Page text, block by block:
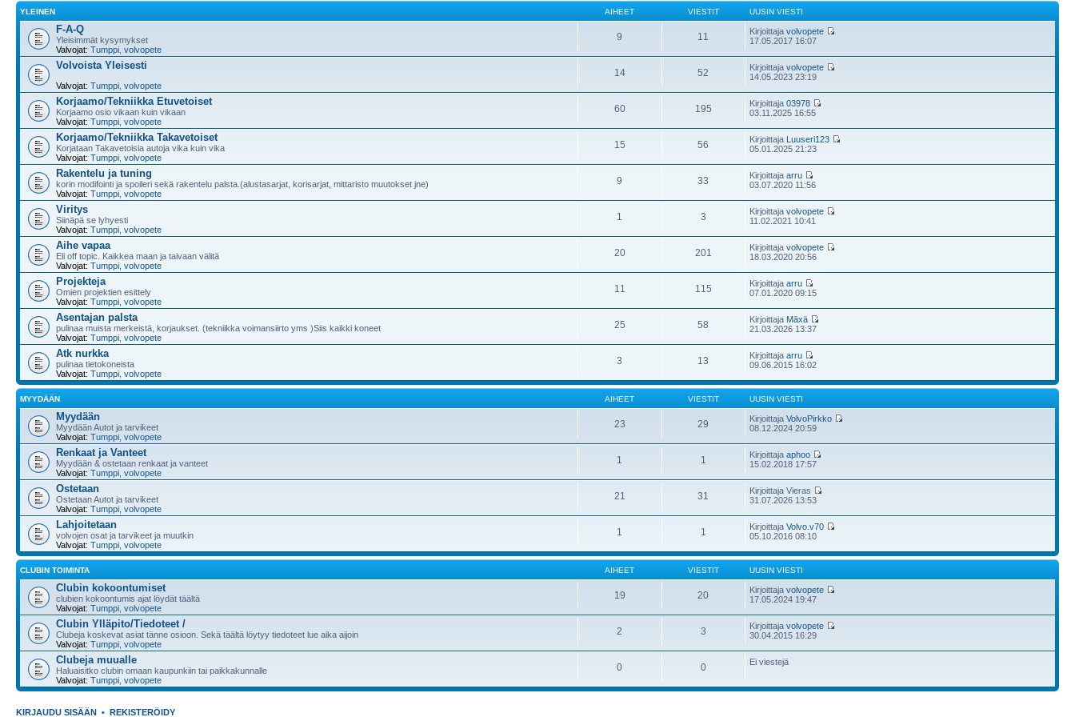
YLEINEN AIHEET VIESTIT UUSIN VIESTI
F-A-Q
Yleisimmät kysymykset
Valvojat: Tumppi volvopete
9 11 Kirjoittajavolvopete
17.05.2017 16:07
Volvoista Yleisesti
Valvojat: Tumppi volvopete
14 52 Kirjoittajavolvopete
14.05.2023 23:19
Korjaamo/Tekniikka Etuvetoiset
Korjaamo osio vikaan kuin vikaan
Valvojat: Tumppi volvopete
60 195 Kirjoittaja03978
03.11.2025 16:55
Korjaamo/Tekniikka Takavetoiset
Korjataan Takavetoisia autoja vika kuin vika
Valvojat: Tumppi volvopete
15 56 Kirjoittaja Luuseri123
05.01.2025 21:23
Rakentelu ja tuning
korin modifointi ja spoileri sekä rakentelu palsta.(alustasarjat, korisarjat, mittaristo muutokset jne)
Valvojat: Tumppi volvopete
9 33 Kirjoittajaarru
03.07.2020 11:56
Viritys
Siinäpä se lyhyesti
Valvojat: Tumppi volvopete
1 3 Kirjoittajavolvopete
11.02.2021 10:41
Aihe vapaa
Eli off topic. Kaikkea maan ja taivaan välitä
Valvojat: Tumppi volvopete
20 201 Kirjoittajavolvopete
18.03.2020 20:56
Projekteja
Omien projektien esittely
Valvojat: Tumppi volvopete
11 115 Kirjoittajaarru
07.01.2020 09:15
Asentajan palsta
pulinaa muista merkeistä, korjaukset. (tekniikka voimansiirto yms )Siis kaikki koneet
Valvojat: Tumppi volvopete
25 58 Kirjoittaja Mäxä
21.03.2026 13:37
Atk nurkka
pulinaa tietokoneista
Valvojat: Tumppi volvopete
3 13 Kirjoittajaarru
09.06.2015 16:02
MYYDÄÄN AIHEET VIESTIT UUSIN VIESTI
Myydään
Myydään Autot ja tarvikeet
Valvojat: Tumppi volvopete
23 29 KirjoittajaVolvoPirkko
08.12.2024 20:59
Renkaat ja Vanteet
Myydään & ostetaan renkaat ja vanteet
Valvojat: Tumppi volvopete
1 1 Kirjoittajaaphoo
15.02.2018 17:57
Ostetaan
Ostetaan Autot ja tarvikeet
Valvojat: Tumppi volvopete
21 31
Kirjoittaja Vieras
31.07.2026 13:53
Lahjoitetaan
volvojen osat ja tarvikeet ja muutkin
Valvojat: Tumppi volvopete
1 1 KirjoittajaVolvo.v70
05.10.2016 08:10
CLUBIN TOIMINTA AIHEET VIESTIT UUSIN VIESTI
Clubin kokoontumiset
clubien kokoontumis ajat löydät täältä
Valvojat: Tumppi volvopete
19 20 Kirjoittajavolvopete
17.05.2024 19:47
Clubin Ylläpito/Tiedoteet /
Clubeja koskevat asiat tänne osioon. Sekä täältä löytyy tiedoteet lue aika aijoin
Valvojat: Tumppi volvopete
2 3 Kirjoittajavolvopete
30.04.2015 16:29
Clubeja muualle
Haluaisitko clubin omaan kaupunkiin tai paikkakunnalle
Valvojat: Tumppi volvopete
0 0 Ei viestejä
KIRJAUDU SISÄÄN • REKISTERÖIDY